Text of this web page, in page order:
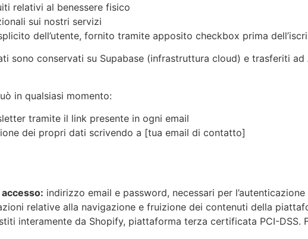
relativi al benessere fisico
sui nostri servizi
dell’utente, fornito tramite apposito checkbox prima
sono conservati su Supabase (infrastruttura cloud) e trasferiti
in qualsiasi momento:
tramite il link presente in ogni email
dei propri dati scrivendo a [tua email di contatto]
indirizzo email e password, necessari per l’autenticazione
relative alla navigazione e fruizione dei contenuti della
interamente da Shopify, piattaforma terza certificata PCI-DSS.